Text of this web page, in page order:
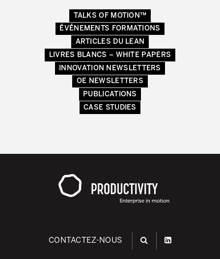
Indicateurs de performance
Lean Six Sigma et voix du client
Lean dans les activités de service
Lean dans les centres de recherche
Lean dans les services de support
Nous formons, nous certifions …
TALKS OF MOTION™
ÉVÉNEMENTS FORMATIONS
ARTICLES DU LEAN
LIVRES BLANCS – WHITE PAPERS
INNOVATION NEWSLETTERS
OE NEWSLETTERS
PUBLICATIONS
CASE STUDIES
CONTACTEZ-NOUS